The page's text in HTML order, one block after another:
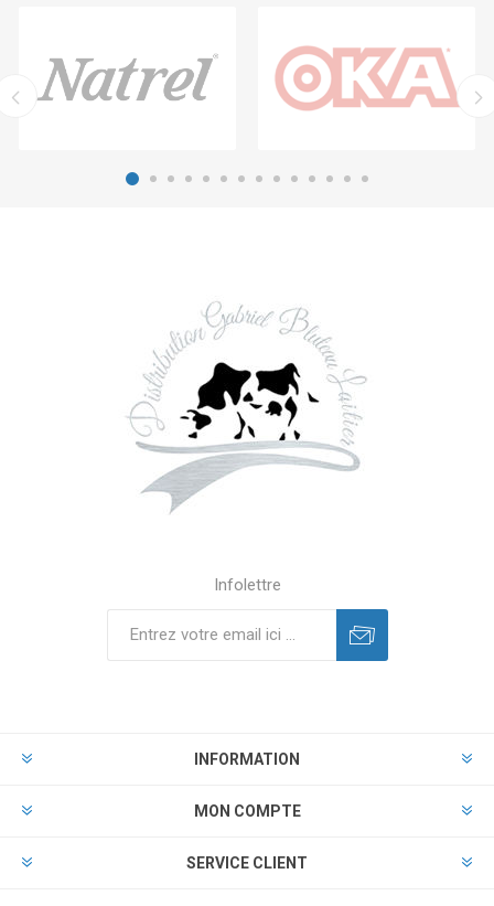
Infolettre
INFORMATION
MON COMPTE
SERVICE CLIENT